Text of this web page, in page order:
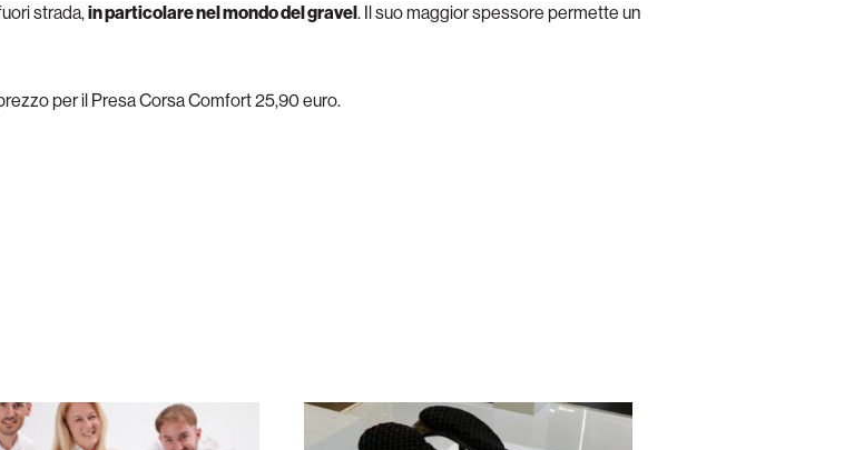
strada,in particolare nel mondo del gravel. Il suo maggior spessore permette un
per il Presa Corsa Comfort 25,90 euro.